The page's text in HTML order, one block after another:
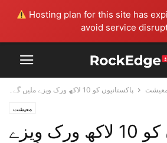
Hosting plan for this site has
avoid service
پاکستانیوں کو 10 لاکھ ورک ویزے ملیں گے۔
معیشت
پاکستانیوں کو 10 لاکھ ورک ویزے